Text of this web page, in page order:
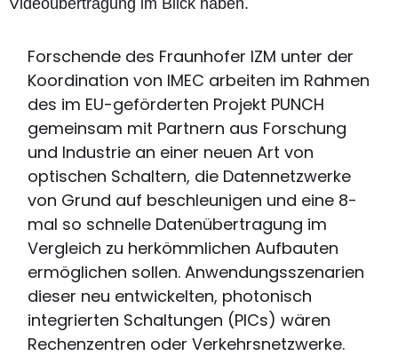
Forschende des Fraunhofer IZM unter der
Koordination von IMEC arbeiten im Rahmen
des im EU-geförderten Projekt PUNCH
gemeinsam mit Partnern aus Forschung
und Industrie an einer neuen Art von
optischen Schaltern, die Datennetzwerke
von Grund auf beschleunigen und eine 8-
mal so schnelle Datenübertragung im
Vergleich zu herkömmlichen Aufbauten
ermöglichen sollen. Anwendungsszenarien
dieser neu entwickelten, photonisch
integrierten Schaltungen (PICs) wären
Rechenzentren oder Verkehrsnetzwerke.